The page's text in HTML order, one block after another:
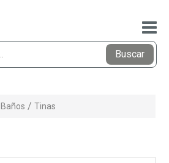
Buscar
Baños Tinas